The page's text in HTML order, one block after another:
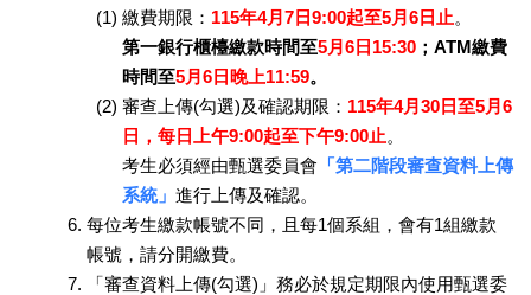
(1) 繳費期限： 115年4月7日9:00起至5月6日止。
第一銀行櫃檯繳款時間至5月6日15:30；ATM繳費
時間至5月6日晚上11:59。
(2) 審查上傳(勾選)及確認期限： 115年4月30日至5月6
日，每日上午9:00起至下午9:00止。
考生必須經由甄選委員會 「第二階段審查資料上傳
系統」 進行上傳及確認。
每位考生繳款帳號不同，且每1個系組，會有1組繳款
帳號，請分開繳費。
「審查資料上傳(勾選)」務必於規定期限內使用甄選委